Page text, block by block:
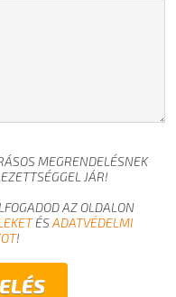
MEGRENDELÉSNEK
JÁR!
AZ OLDALON
ÉSADATVÉDELMI
!